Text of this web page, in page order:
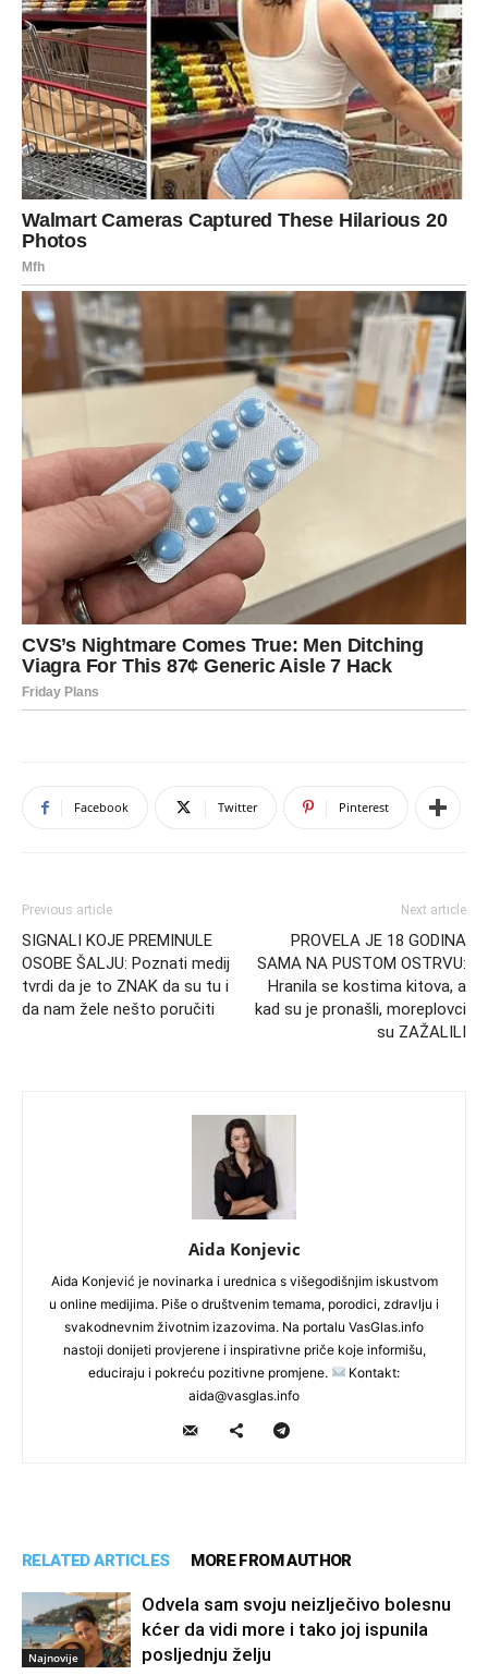
Facebook Twitter Pinterest
Previous article
SIGNALI KOJE PREMINULE
OSOBE ŠALJU: Poznati medij
tvrdi da je to ZNAK da su tu i
da nam žele nešto poručiti
Next article
PROVELA JE 18 GODINA
SAMA NA PUSTOM OSTRVU:
Hranila se kostima kitova, a
kad su je pronašli, moreplovci
su ZAŽALILI
Aida Konjevic
Aida Konjević je novinarka i urednica s višegodišnjim iskustvom
u online medijima. Piše o društvenim temama, porodici, zdravlju i
svakodnevnim životnim izazovima. Na portalu VasGlas.info
nastoji donijeti provjerene i inspirativne priče koje informišu,
educiraju i pokreću pozitivne promjene.
Kontakt:
aida@vasglas.info
RELATED ARTICLES MORE FROM AUTHOR
Najnovije
Odvela sam svoju neizlječivo bolesnu
kćer da vidi more i tako joj ispunila
posljednju želju